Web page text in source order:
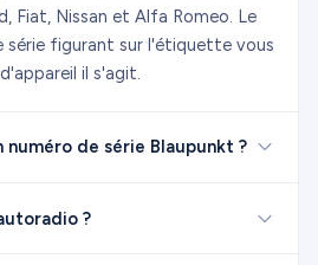
Fiat, Nissan et Alfa Romeo. Le
série figurant sur l'étiquette vous
il s'agit.
numéro de série Blaupunkt ?
?